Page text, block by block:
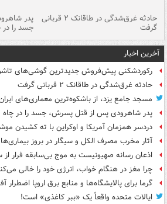
حادثه غرق‌شدگی در طاقانک ۲ قربانی
گرفت
پدر
جسد را
آخرین اخبار
رکوردشکنی پیش‌فروش جدیدترین گوشی‌های
حادثه غرق‌شدگی در طاقانک ۲ قربانی گرفت
مسجد جامع یزد، از باشکوه‌ترین معماری‌های
پدر شاهرودی پس از قتل پسرش، جسد را در
دردسر همزمان آمریکا و اوکراین با ته کشیدن
آثار مخرب مصرف الکل و سیگار در بروز بیماری‌ها
اذعان رسانه صهیونیست به موج بی‌سابقه فرار
چرا مغز در هنگام خواب، انرژی خود را خالی
گرما برای پالایشگاه‌ها و منابع برق اروپا اضطرار
ایالات متحده واقعاً یک «ببر کاغذی» است!